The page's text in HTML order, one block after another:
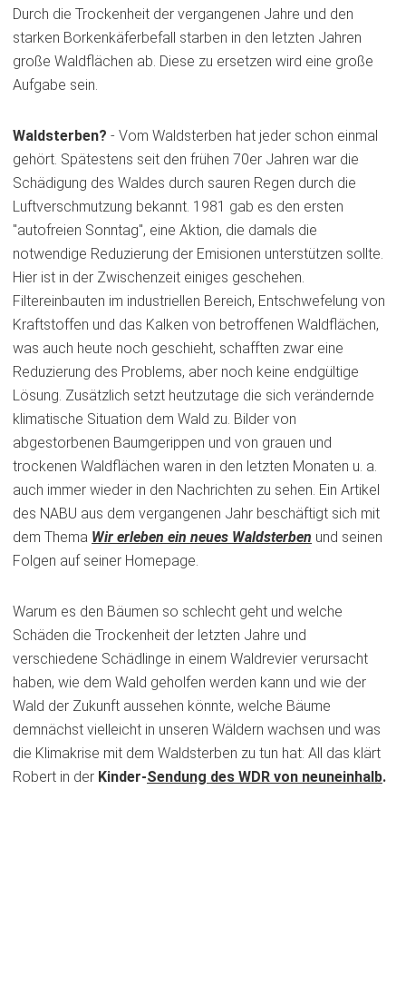
Durch die Trockenheit der vergangenen Jahre und den
starken Borkenkäferbefall starben in den letzten Jahren
große Waldflächen ab. Diese zu ersetzen wird eine große
Aufgabe sein.
Waldsterben? - Vom Waldsterben hat jeder schon einmal
gehört. Spätestens seit den frühen 70er Jahren war die
Schädigung des Waldes durch sauren Regen durch die
Luftverschmutzung bekannt. 1981 gab es den ersten
"autofreien Sonntag", eine Aktion, die damals die
notwendige Reduzierung der Emisionen unterstützen sollte.
Hier ist in der Zwischenzeit einiges geschehen.
Filtereinbauten im industriellen Bereich, Entschwefelung von
Kraftstoffen und das Kalken von betroffenen Waldflächen,
was auch heute noch geschieht, schafften zwar eine
Reduzierung des Problems, aber noch keine endgültige
Lösung. Zusätzlich setzt heutzutage die sich verändernde
klimatische Situation dem Wald zu. Bilder von
abgestorbenen Baumgerippen und von grauen und
trockenen Waldflächen waren in den letzten Monaten u. a.
auch immer wieder in den Nachrichten zu sehen. Ein Artikel
des NABU aus dem vergangenen Jahr beschäftigt sich mit
dem Thema Wir erleben ein neues Waldsterben
(Öffnet
in
neuen
Tab)
und seinen
Folgen auf seiner Homepage.
Warum es den Bäumen so schlecht geht und welche
Schäden die Trockenheit der letzten Jahre und
verschiedene Schädlinge in einem Waldrevier verursacht
haben, wie dem Wald geholfen werden kann und wie der
Wald der Zukunft aussehen könnte, welche Bäume
demnächst vielleicht in unseren Wäldern wachsen und was
die Klimakrise mit dem Waldsterben zu tun hat: All das klärt
Robert in der Kinder-Sendung des WDR von neuneinhalb
(Öffnet
.